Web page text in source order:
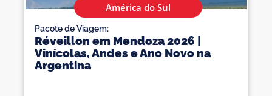
América do Sul
Pacote de Viagem:
Réveillon em Mendoza 2026 |
Vinícolas, Andes e Ano Novo na
Argentina